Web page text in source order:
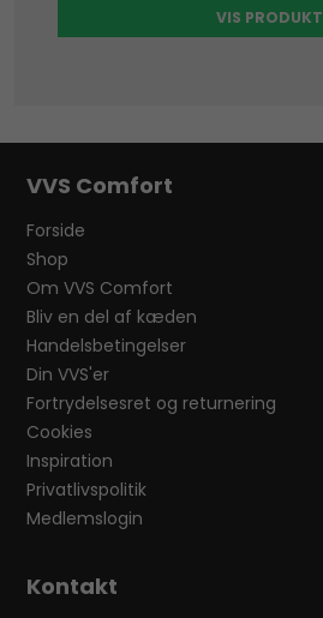
VIS PRODUKT
VVS Comfort
Forside
Shop
Om VVS Comfort
Bliv en del af kæden
Handelsbetingelser
Din VVS'er
Fortrydelsesret og returnering
Cookies
Inspiration
Privatlivspolitik
Medlemslogin